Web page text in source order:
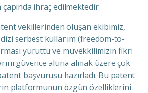
çapında ihraç edilmektedir.
vekillerinden oluşan ekibimiz,
serbest kullanım (freedom-to-
yürüttü ve müvekkilimizin fikri
güvence altına almak üzere çok
başvurusu hazırladı. Bu patent
platformunun özgün özelliklerini